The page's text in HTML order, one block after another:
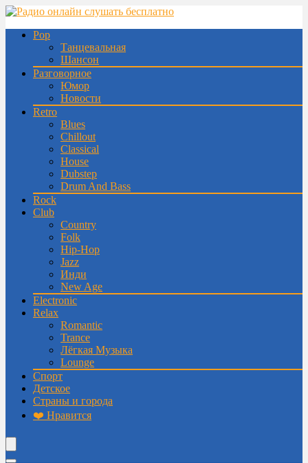
Pop
Танцевальная
Шансон
Разговорное
Юмор
Новости
Retro
Blues
Chillout
Classical
House
Dubstep
Drum And Bass
Rock
Club
Country
Folk
Hip-Hop
Jazz
Инди
New Age
Electronic
Relax
Romantic
Trance
Лёгкая Музыка
Lounge
Спорт
Детское
Страны и города
❤️ Нравится